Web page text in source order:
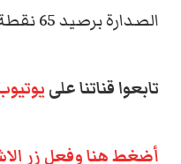
الصدارة برصيد 65 نقطة.
تابعوا قناتنا على
أضغط هنا وفعل زر